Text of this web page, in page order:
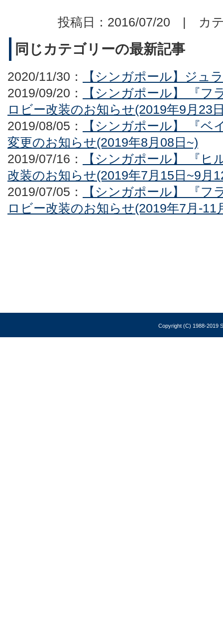
投稿日：2016/07/20 | カ
同じカテゴリーの最新記事
2020/11/30：
【シンガポール】ジュ
2019/09/20：
【シンガポール】 『フ
ロビー改装のお知らせ(2019年9月23
2019/08/05：
【シンガポール】 『ベ
変更のお知らせ(2019年8月08日~)
2019/07/16：
【シンガポール】 『ヒ
改装のお知らせ(2019年7月15日~9月
2019/07/05：
【シンガポール】 『フ
ロビー改装のお知らせ(2019年7月-11
Copyright (C) 1988-2019